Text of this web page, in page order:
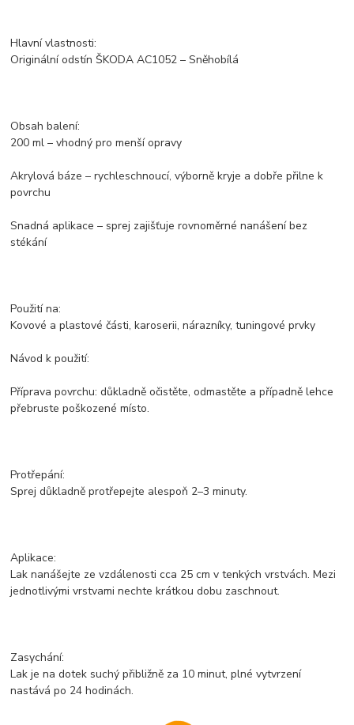
Hlavní vlastnosti:
Originální odstín ŠKODA AC1052 – Sněhobílá
Obsah balení:
200 ml – vhodný pro menší opravy
Akrylová báze – rychleschnoucí, výborně kryje a dobře přilne k
povrchu
Snadná aplikace – sprej zajišťuje rovnoměrné nanášení bez
stékání
Použití na:
Kovové a plastové části, karoserii, nárazníky, tuningové prvky
Návod k použití:
Příprava povrchu: důkladně očistěte, odmastěte a případně lehce
přebruste poškozené místo.
Protřepání:
Sprej důkladně protřepejte alespoň 2–3 minuty.
Aplikace:
Lak nanášejte ze vzdálenosti cca 25 cm v tenkých vrstvách. Mezi
jednotlivými vrstvami nechte krátkou dobu zaschnout.
Zasychání:
Lak je na dotek suchý přibližně za 10 minut, plné vytvrzení
nastává po 24 hodinách.